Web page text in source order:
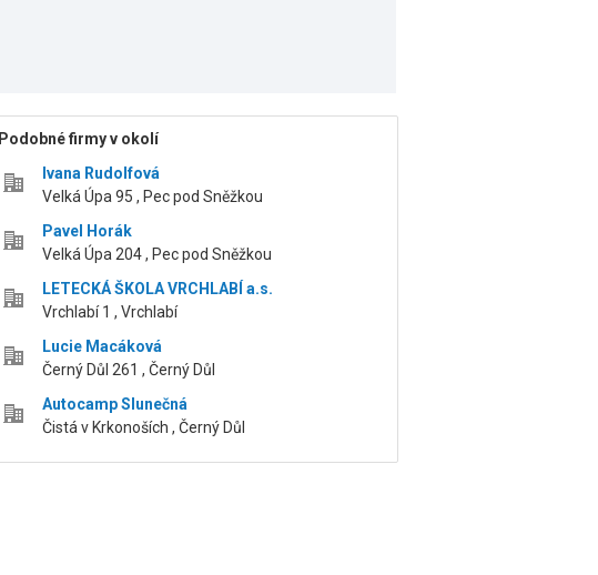
Podobné firmy v okolí
Ivana Rudolfová
Velká Úpa 95 , Pec pod Sněžkou
Pavel Horák
Velká Úpa 204 , Pec pod Sněžkou
LETECKÁ ŠKOLA VRCHLABÍ a.s.
Vrchlabí 1 , Vrchlabí
Lucie Macáková
Černý Důl 261 , Černý Důl
Autocamp Slunečná
Čistá v Krkonoších , Černý Důl